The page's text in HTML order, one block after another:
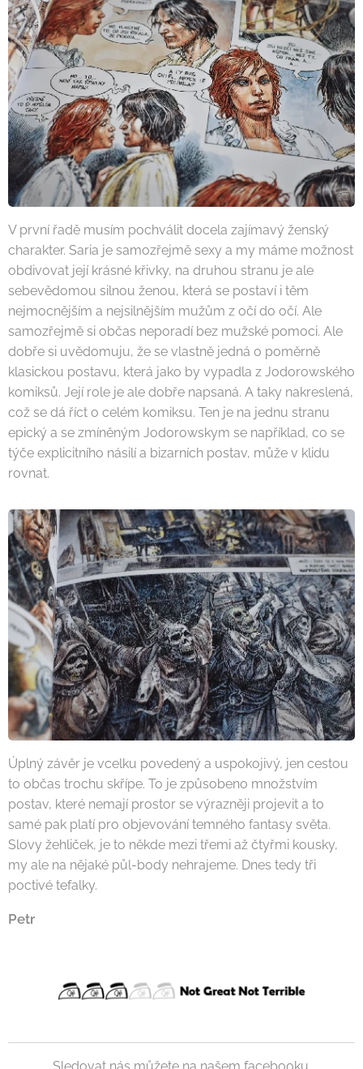
V první řadě musím pochválit docela zajímavý ženský
charakter. Saria je samozřejmě sexy a my máme možnost
obdivovat její krásné křivky, na druhou stranu je ale
sebevědomou silnou ženou, která se postaví i těm
nejmocnějším a nejsilnějším mužům z očí do očí. Ale
samozřejmě si občas neporadí bez mužské pomoci. Ale
dobře si uvědomuju, že se vlastně jedná o poměrně
klasickou postavu, která jako by vypadla z Jodorowského
komiksů. Její role je ale dobře napsaná. A taky nakreslená,
což se dá říct o celém komiksu. Ten je na jednu stranu
epický a se zmíněným Jodorowskym se například, co se
týče explicitního násilí a bizarních postav, může v klidu
rovnat.
Úplný závěr je vcelku povedený a uspokojivý, jen cestou
to občas trochu skřípe. To je způsobeno množstvím
postav, které nemají prostor se výrazněji projevit a to
samé pak platí pro objevování temného fantasy světa.
Slovy žehliček, je to někde mezi třemi až čtyřmi kousky,
my ale na nějaké půl-body nehrajeme. Dnes tedy tři
poctivé tefalky.
Petr